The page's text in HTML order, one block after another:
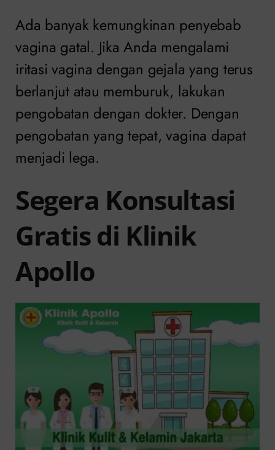
Ada banyak kemungkinan penyebab
vagina gatal. Jika Anda mengalami
iritasi vagina dengan gejala yang terus
berlanjut atau memburuk, lakukan
pengobatan dengan dokter. Dengan
pengobatan yang tepat, vagina dapat
menjadi lega.
Segera Konsultasi
Gratis di Klinik
Apollo